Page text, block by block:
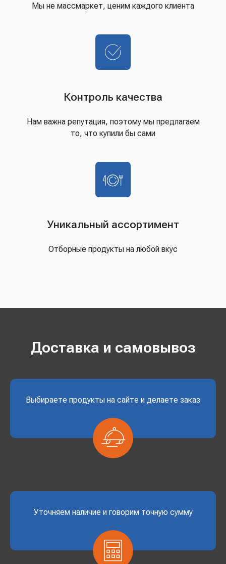
Мы не массмаркет, ценим каждого клиента
Контроль качества
Нам важна репутация, поэтому мы предлагаем
то, что купили бы сами
Уникальный ассортимент
Отборные продукты на любой вкус
Доставка и самовывоз
Выбираете продукты на сайте и делаете заказ
Уточняем наличие и говорим точную сумму